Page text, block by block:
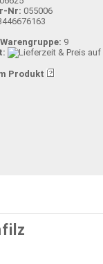
Nr: 055006
9
Produkt